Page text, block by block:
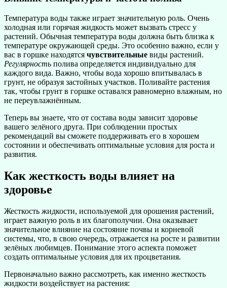
Температура воды также играет значительную роль. Очень
холодная или горячая жидкость может вызвать стресс у
растений. Обычная температура воды должна быть близка к
температуре окружающей среды. Это особенно важно, если у
вас в горшке находятся чувствительные виды растений.
Регулярность полива определяется индивидуально для
каждого вида. Важно, чтобы вода хорошо впитывалась в
грунт, не образуя застойных участков. Поливайте растения
так, чтобы грунт в горшке оставался равномерно влажным, но
не переувлажнённым.
Теперь вы знаете, что от состава воды зависит здоровье
вашего зелёного друга. При соблюдении простых
рекомендаций вы сможете поддерживать его в хорошем
состоянии и обеспечивать оптимальные условия для роста и
развития.
Как жесткость воды влияет на
здоровье
Жесткость жидкости, используемой для орошения растений,
играет важную роль в их благополучии. Она оказывает
значительное влияние на состояние почвы и корневой
системы, что, в свою очередь, отражается на росте и развитии
зелёных любимцев. Понимание этого аспекта поможет
создать оптимальные условия для их процветания.
Первоначально важно рассмотреть, как именно жесткость
жидкости воздействует на растения: